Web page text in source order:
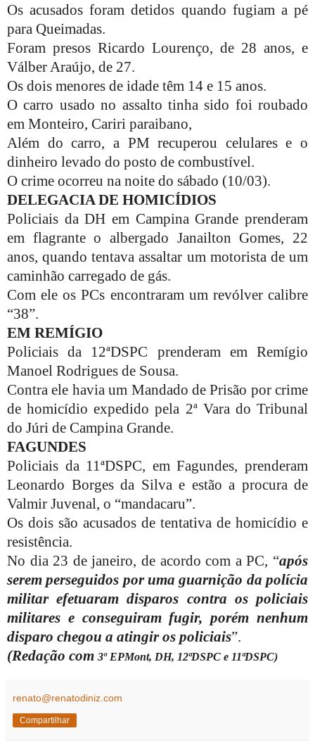
Os acusados foram detidos quando fugiam a pé
para Queimadas.
Foram presos Ricardo Lourenço, de 28 anos, e
Válber Araújo, de 27.
Os dois menores de idade têm 14 e 15 anos.
O carro usado no assalto tinha sido foi roubado
em Monteiro, Cariri paraibano,
Além do carro, a PM recuperou celulares e o
dinheiro levado do posto de combustível.
O crime ocorreu na noite do sábado (10/03).
DELEGACIA DE HOMICÍDIOS
Policiais da DH em Campina Grande prenderam
em flagrante o albergado Janailton Gomes, 22
anos, quando tentava assaltar um motorista de um
caminhão carregado de gás.
Com ele os PCs encontraram um revólver calibre
“38”.
EM REMÍGIO
Policiais da 12ªDSPC prenderam em Remígio
Manoel Rodrigues de Sousa.
Contra ele havia um Mandado de Prisão por crime
de homicídio expedido pela 2ª Vara do Tribunal
do Júri de Campina Grande.
FAGUNDES
Policiais da 11ªDSPC, em Fagundes, prenderam
Leonardo Borges da Silva e estão a procura de
Valmir Juvenal, o “mandacaru”.
Os dois são acusados de tentativa de homicídio e
resistência.
No dia 23 de janeiro, de acordo com a PC, “após
serem perseguidos por uma guarnição da polícia
militar efetuaram disparos contra os policiais
militares e conseguiram fugir, porém nenhum
disparo chegou a atingir os policiais”.
(Redação com 3º EPMont, DH, 12ªDSPC e 11ªDSPC)
renato@renatodiniz.com
Compartilhar